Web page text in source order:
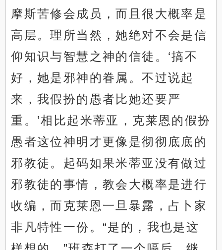
摩斯苦修会成员，而且很大概率是
高层。理所当然，她绝对不会是信
仰知识与智慧之神的信徒。‘搞不
好，她是邪神的眷属。不过说起
来，我假扮的愚者比她还要严
重。’相比起米蒂亚，克莱恩的假扮
愚者这位神明才更像是彻彻底底的
邪教徒。起码如果米蒂亚没有做过
邪教徒的事情，教会大概率是进行
收编，而克莱恩一旦暴露，占卜家
非凡特性一份。“是的，我也是这